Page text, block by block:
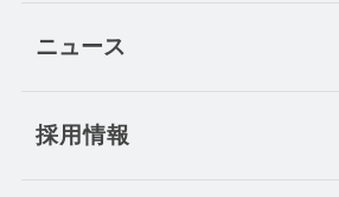
ニュース
採用情報